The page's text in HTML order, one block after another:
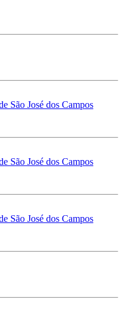
São José dos Campos
São José dos Campos
São José dos Campos